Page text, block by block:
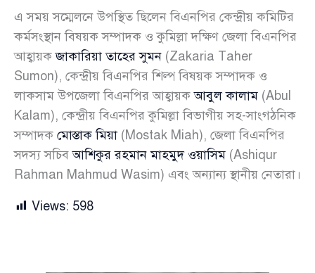
এ সময় সম্মেলনে উপস্থিত ছিলেন বিএনপির কেন্দ্রীয় কমিটির
কর্মসংস্থান বিষয়ক সম্পাদক ও কুমিল্লা দক্ষিণ জেলা বিএনপির
আহ্বায়কজাকারিয়া তাহের সুমন (Zakaria Taher
Sumon), কেন্দ্রীয় বিএনপির শিল্প বিষয়ক সম্পাদক ও
লাকসাম উপজেলা বিএনপির আহ্বায়কআবুল কালাম (Abul
Kalam), কেন্দ্রীয় বিএনপির কুমিল্লা বিভাগীয় সহ-সাংগঠনিক
সম্পাদক মোস্তাক মিয়া (Mostak Miah), জেলা বিএনপির
সদস্য সচিবআশিকুর রহমান মাহমুদ ওয়াসিম (Ashiqur
Rahman Mahmud Wasim) এবং অন্যান্য স্থানীয় নেতারা।
Views: 598